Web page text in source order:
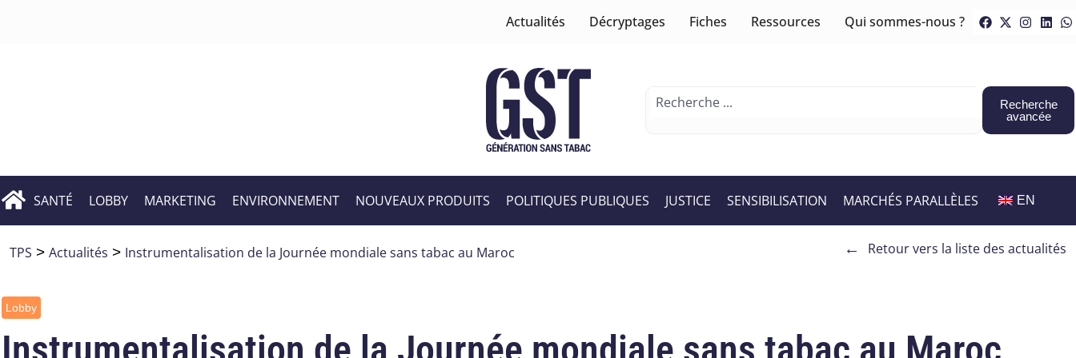
Actualités Décryptages Fiches Ressources Qui sommes-nous ?
Recherche
avancée
SANTÉ LOBBY MARKETING ENVIRONNEMENT NOUVEAUX PRODUITS POLITIQUES PUBLIQUES JUSTICE SENSIBILISATION MARCHÉS PARALLÈLES EN
TPS > Actualités > Instrumentalisation de la Journée mondiale sans tabac au Maroc ← Retour vers la liste des actualités
Lobby